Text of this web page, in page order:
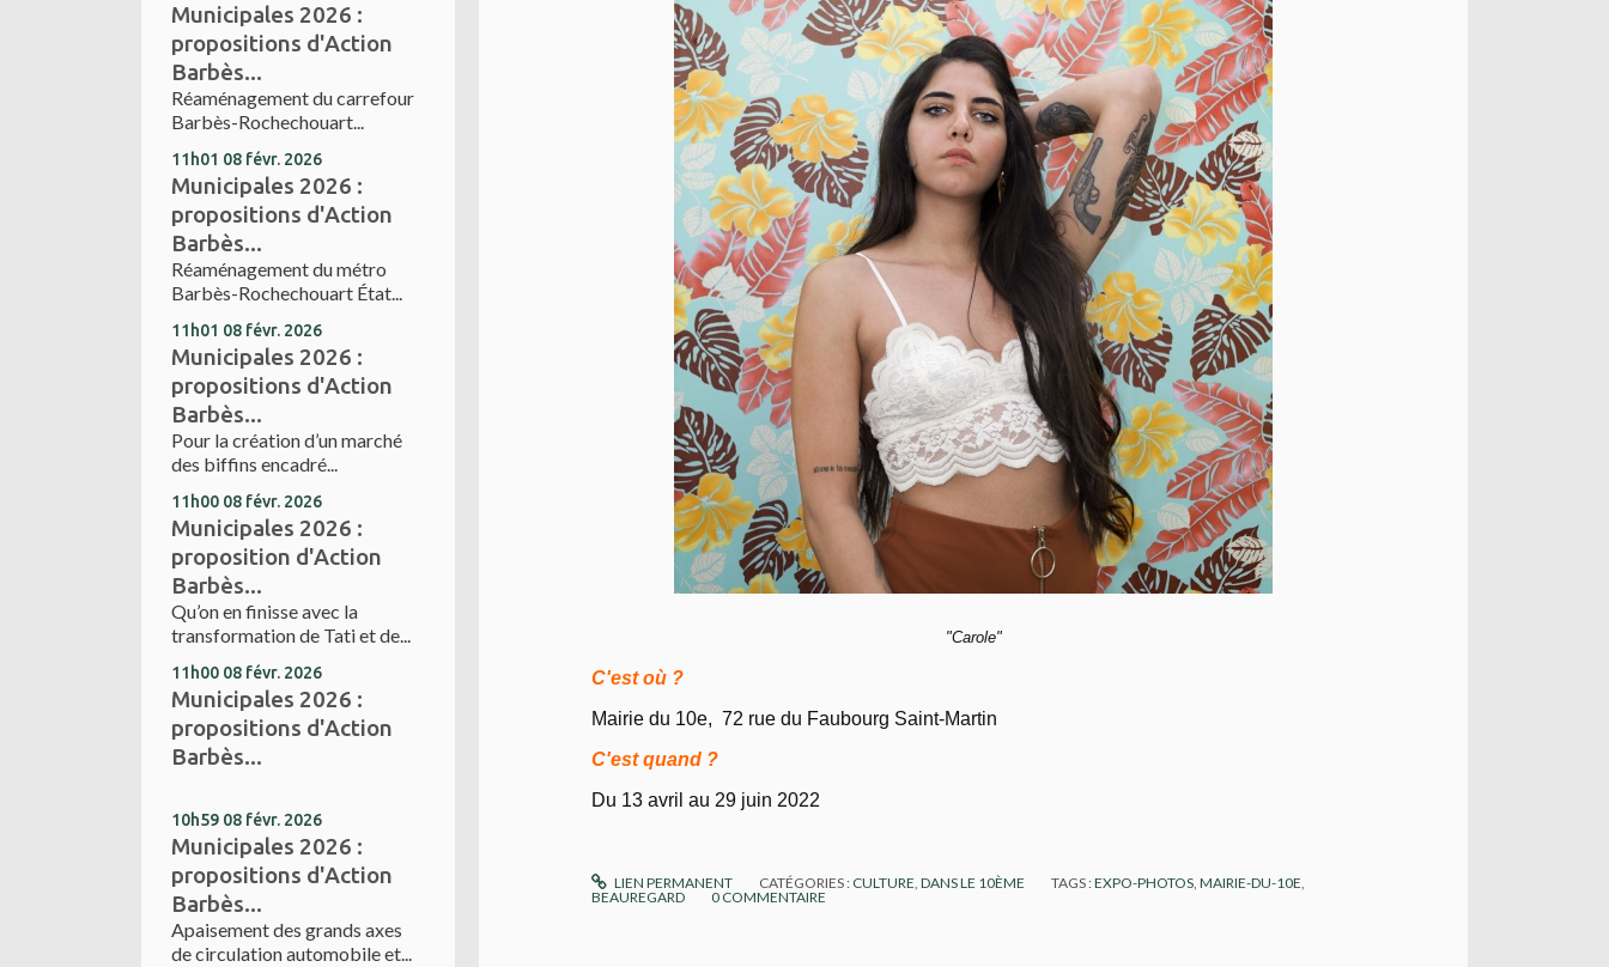
Municipales 2026 :
propositions d'Action
Barbès...
Réaménagement du carrefour
Barbès-Rochechouart...
11h01 08 févr. 2026
Municipales 2026 :
propositions d'Action
Barbès...
Réaménagement du métro
Barbès-Rochechouart État...
11h01 08 févr. 2026
Municipales 2026 :
propositions d'Action
Barbès...
Pour la création d’un marché
des biffins encadré...
11h00 08 févr. 2026
Municipales 2026 :
proposition d'Action
Barbès...
Qu’on en finisse avec la
transformation de Tati et de...
11h00 08 févr. 2026
Municipales 2026 :
propositions d'Action
Barbès...
10h59 08 févr. 2026
Municipales 2026 :
propositions d'Action
Barbès...
Apaisement des grands axes
de circulation automobile et...
"Carole"
C'est où ?
Mairie du 10e, 72 rue du Faubourg Saint-Martin
C'est quand ?
Du 13 avril au 29 juin 2022
LIEN PERMANENT CATÉGORIES : CULTURE ,DANS LE 10ÈME TAGS :EXPO-PHOTOS ,MAIRIE-DU-10E
BEAUREGARD
0 COMMENTAIRE